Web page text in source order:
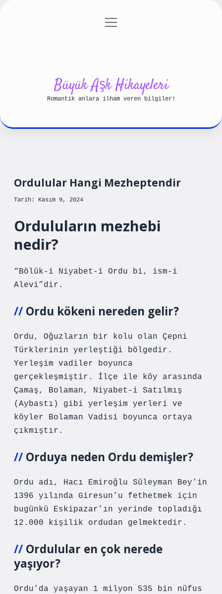
Gizlilik Politikası
menüyü
Büyük Aşk Hikayeleri
Romantik anlara ilham veren bilgiler!
Ordulular Hangi Mezheptendir
Tarih: Kasım 9, 2024
Orduluların mezhebi
nedir?
“Bölük-i Niyabet-i Ordu bi, ism-i
Alevi”dir.
Ordu kökeni nereden gelir?
Ordu, Oğuzların bir kolu olan Çepni
Türklerinin yerleştiği bölgedir.
Yerleşim vadiler boyunca
gerçekleşmiştir. İlçe ile köy arasında
Çamaş, Bolaman, Niyabet-i Satılmış
(Aybastı) gibi yerleşim yerleri ve
köyler Bolaman Vadisi boyunca ortaya
çıkmıştır.
Orduya neden Ordu demişler?
Ordu adı, Hacı Emiroğlu Süleyman Bey’in
1396 yılında Giresun’u fethetmek için
bugünkü Eskipazar’ın yerinde topladığı
12.000 kişilik ordudan gelmektedir.
Ordulular en çok nerede
yaşıyor?
Ordu’da yaşayan 1 milyon 535 bin nüfus